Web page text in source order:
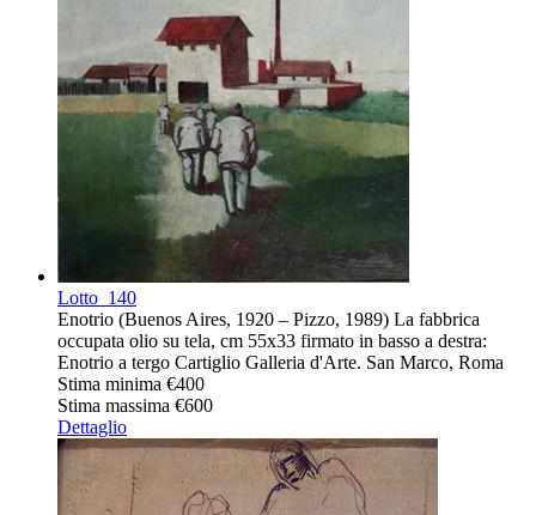
Lotto 140
Enotrio (Buenos Aires, 1920 – Pizzo, 1989) La fabbrica
occupata olio su tela, cm 55x33 firmato in basso a destra:
Enotrio a tergo Cartiglio Galleria d'Arte. San Marco, Roma
Stima minima €400
Stima massima €600
Dettaglio